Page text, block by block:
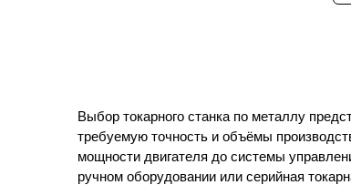
Выбор токарного станка по металлу
требуемую точность и объёмы
мощности двигателя до системы
ручном оборудовании или серийная